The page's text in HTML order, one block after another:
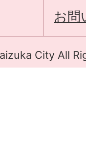
お問
City All